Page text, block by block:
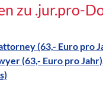
zu .jur.pro-
(63,- Euro pro
(63,- Euro pro Jahr)